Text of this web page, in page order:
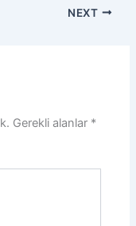
NEXT
Gerekli alanlar *